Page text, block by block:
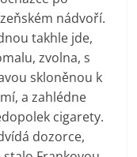
nádvoří.
takhle jde,
zvolna, s
skloněnou k
a zahlédne
cigarety.
dozorce,